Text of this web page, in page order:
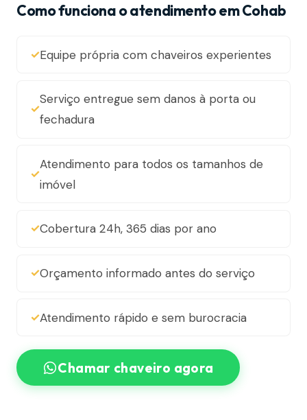
Como funciona o atendimento em Cohab
Equipe própria com chaveiros experientes
Serviço entregue sem danos à porta ou
fechadura
Atendimento para todos os tamanhos de
imóvel
Cobertura 24h, 365 dias por ano
Orçamento informado antes do serviço
Atendimento rápido e sem burocracia
Chamar chaveiro agora